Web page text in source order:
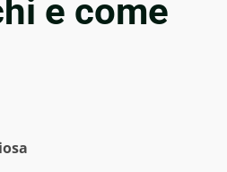
e come